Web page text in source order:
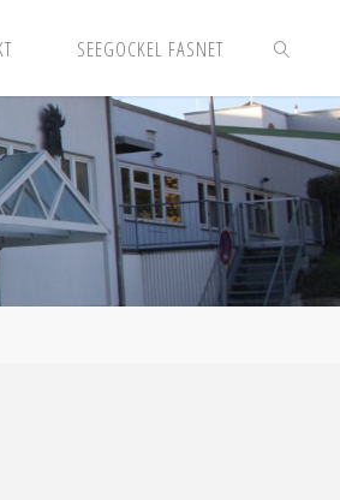
SEEGOCKEL FASNET
SUCHEN